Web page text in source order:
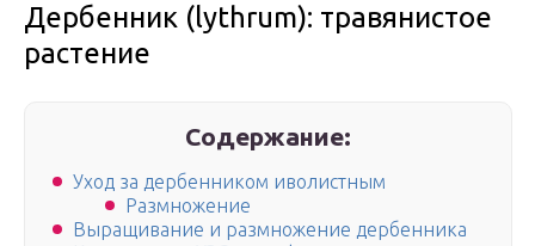
Дербенник (lythrum): травянистое
растение
Содержание:
Уход за дербенником иволистным
Размножение
Выращивание и размножение дербенника